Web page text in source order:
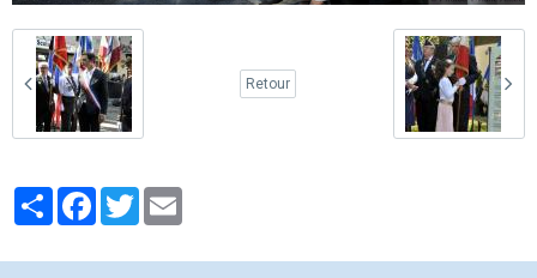
Retour
PartagerFacebook
Twitter